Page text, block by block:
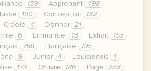
159 Apprenant
498
190 Conception
132
Créole 4 Donner
21
6 Emmanuel 13 Extrait
153
758 Française
195
9 Junior 4 Louisianais
1
173 Œuvre 186 Page
253